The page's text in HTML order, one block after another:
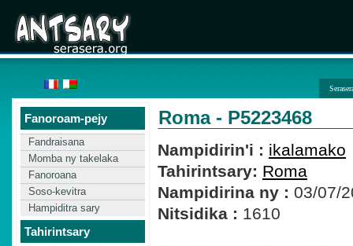
Fanoroam-pejy
Fandraisana
Momba ny takelaka
Fanoroana
Soso-kevitra
Hampiditra sary
Tahirintsary
Roma - P5223468
Nampidirin'i : ikalamako
Tahirintsary: Roma
Nampidirina ny : 03/07/
Nitsidika : 1610